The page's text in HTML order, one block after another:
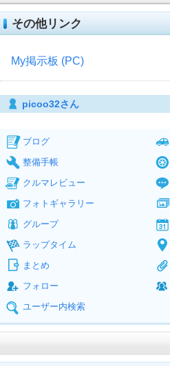
その他リンク
My掲示板 (PC)
picoo32さん
ブログ
整備手帳
クルマレビュー
フォトギャラリー
グループ
ラップタイム
まとめ
フォロー
ユーザー内検索